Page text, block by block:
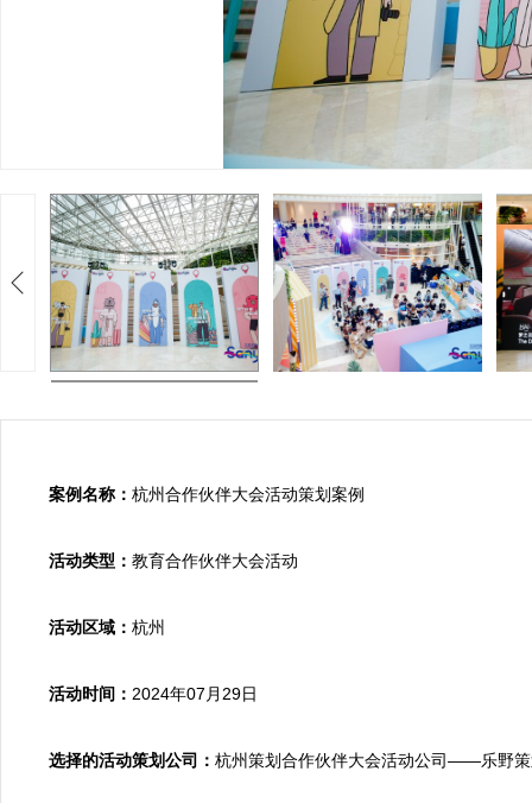
案例名称： 杭州合作伙伴大会活动策划案例
活动类型： 教育合作伙伴大会活动
活动区域： 杭州
活动时间： 2024年07月29日
选择的活动策划公司： 杭州策划合作伙伴大会活动公司——乐野